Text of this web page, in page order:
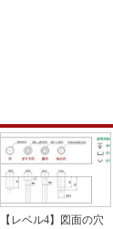
【レベル4】図面の穴